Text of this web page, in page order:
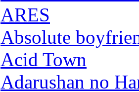
ARES
Absolute
Acid Town
Adarushan no